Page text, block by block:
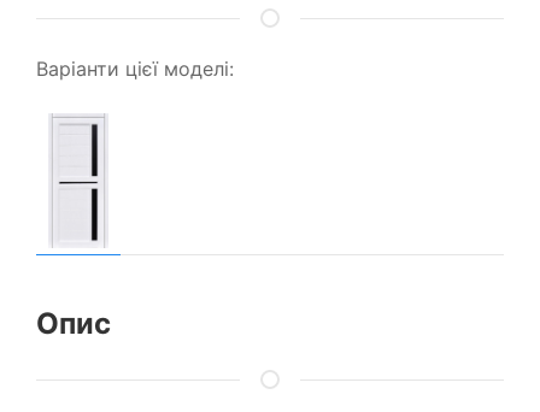
Варіанти цієї моделі:
Опис